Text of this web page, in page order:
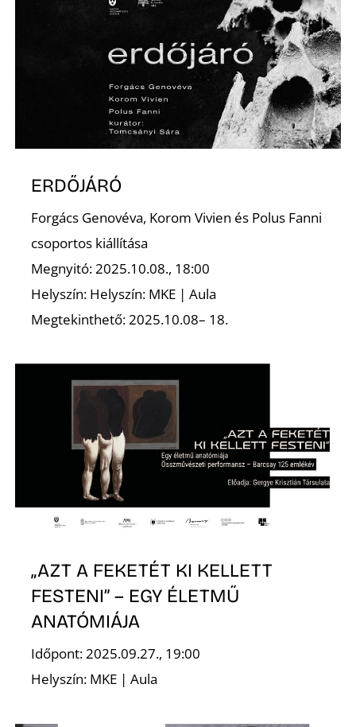
ERDŐJÁRÓ
Forgács Genovéva, Korom Vivien és Polus Fanni
csoportos kiállítása
Megnyitó: 2025.10.08., 18:00
Helyszín: Helyszín: MKE | Aula
Megtekinthető: 2025.10.08– 18.
„AZT A FEKETÉT KI KELLETT
FESTENI” – EGY ÉLETMŰ
ANATÓMIÁJA
Időpont: 2025.09.27., 19:00
Helyszín: MKE | Aula